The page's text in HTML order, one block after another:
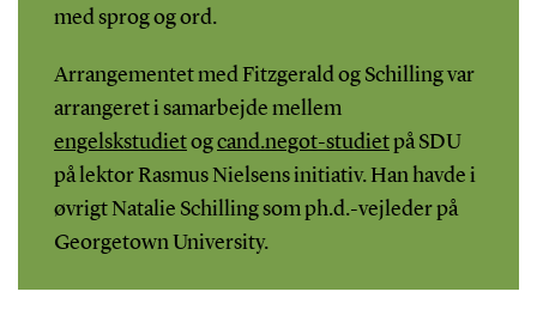
med sprog og ord.
Arrangementet med Fitzgerald og Schilling var
arrangeret i samarbejde mellem
engelskstudietogcand.negot-studietpå SDU
på lektor Rasmus Nielsens initiativ. Han havde i
øvrigt Natalie Schilling som ph.d.-vejleder på
Georgetown University.